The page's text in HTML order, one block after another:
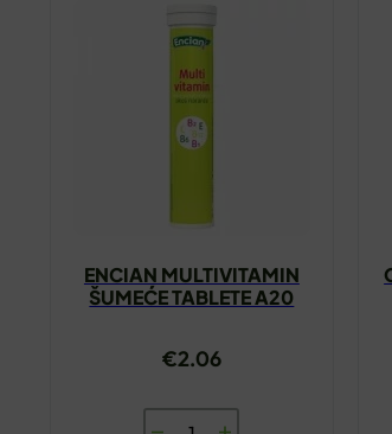
ENCIAN MULTIVITAMIN
ŠUMEĆE TABLETE A20
€2.06
ENCIAN